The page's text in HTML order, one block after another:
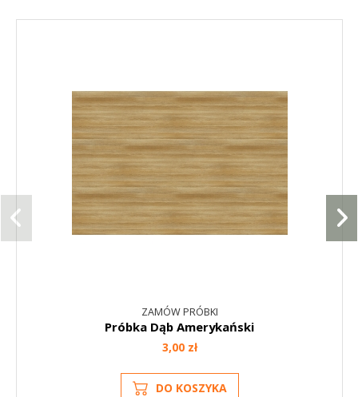
ZAMÓW PRÓBKI
Próbka Dąb Amerykański
3,00 zł
DO KOSZYKA